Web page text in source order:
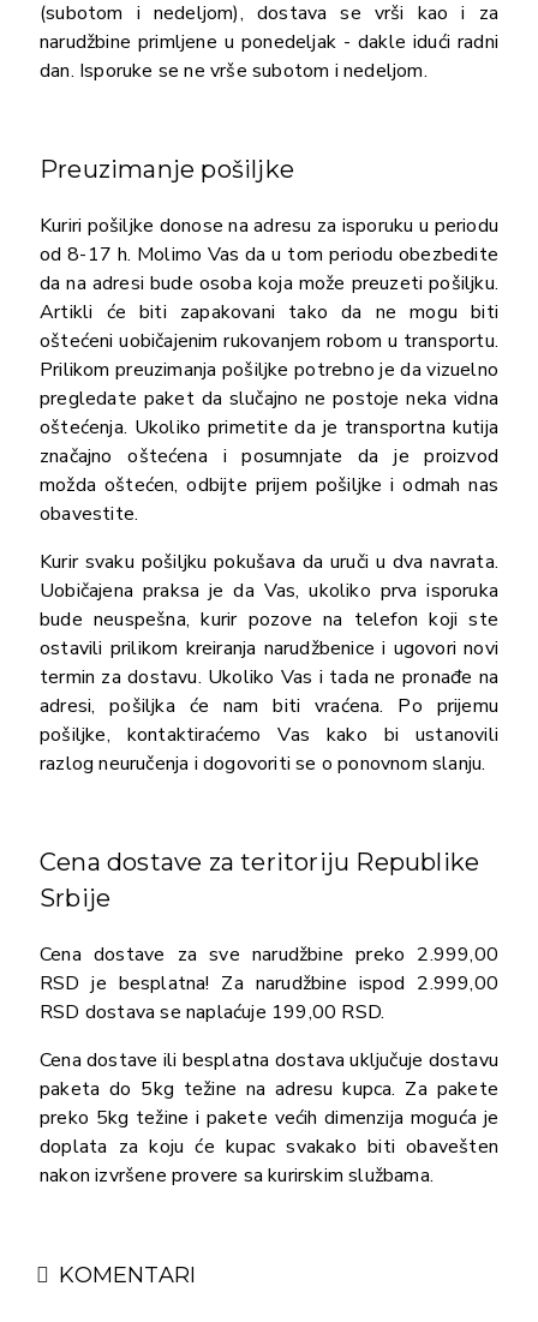
(subotom i nedeljom), dostava se vrši kao i za
narudžbine primljene u ponedeljak - dakle idući radni
dan. Isporuke se ne vrše subotom i nedeljom.
Preuzimanje pošiljke
Kuriri pošiljke donose na adresu za isporuku u periodu
od 8-17 h. Molimo Vas da u tom periodu obezbedite
da na adresi bude osoba koja može preuzeti pošiljku.
Artikli će biti zapakovani tako da ne mogu biti
oštećeni uobičajenim rukovanjem robom u transportu.
Prilikom preuzimanja pošiljke potrebno je da vizuelno
pregledate paket da slučajno ne postoje neka vidna
oštećenja. Ukoliko primetite da je transportna kutija
značajno oštećena i posumnjate da je proizvod
možda oštećen, odbijte prijem pošiljke i odmah nas
obavestite.
Kurir svaku pošiljku pokušava da uruči u dva navrata.
Uobičajena praksa je da Vas, ukoliko prva isporuka
bude neuspešna, kurir pozove na telefon koji ste
ostavili prilikom kreiranja narudžbenice i ugovori novi
termin za dostavu. Ukoliko Vas i tada ne pronađe na
adresi, pošiljka će nam biti vraćena. Po prijemu
pošiljke, kontaktiraćemo Vas kako bi ustanovili
razlog neuručenja i dogovoriti se o ponovnom slanju.
Cena dostave za teritoriju Republike
Srbije
Cena dostave za sve narudžbine preko 2.999,00
RSD je besplatna! Za narudžbine ispod 2.999,00
RSD dostava se naplaćuje 199,00 RSD.
Cena dostave ili besplatna dostava uključuje dostavu
paketa do 5kg težine na adresu kupca. Za pakete
preko 5kg težine i pakete većih dimenzija moguća je
doplata za koju će kupac svakako biti obavešten
nakon izvršene provere sa kurirskim službama.
KOMENTARI